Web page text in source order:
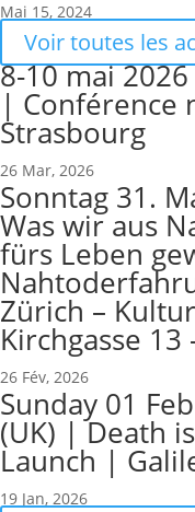
Mai 15, 2024
Voir toutes les
8-10 mai
| Conférence
Strasbourg
26 Mar, 2026
Sonntag 31.
Was wir aus
fürs Leben
Zürich –
Kirchgasse
26 Fév, 2026
Sunday 01
(UK) | Death
Launch |
19 Jan, 2026